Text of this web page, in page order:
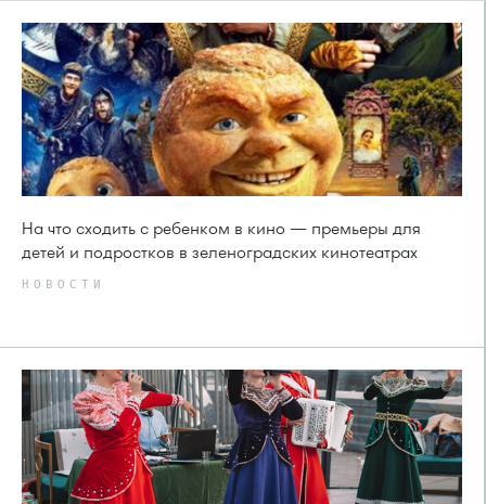
На что сходить с ребенком в кино — премьеры для
детей и подростков в зеленоградских кинотеатрах
НОВОСТИ